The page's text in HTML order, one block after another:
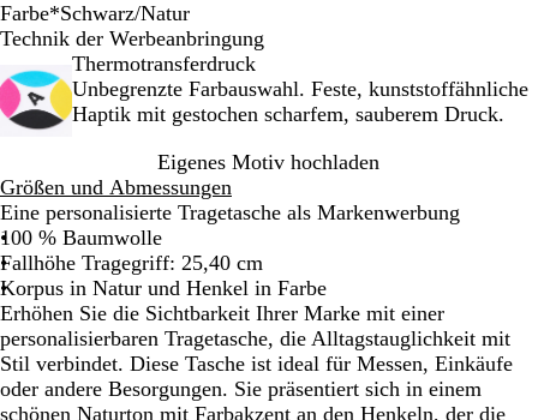
Farbe*Schwarz/Natur
K
n
i
b
l
a
u
/
N
a
t
u
r
S
h
w
z
/
N
a
t
u
r
G
ü
n
a
t
u
r
R
t
/
t
u
r
Technik der Werbeanbringung
Thermotransferdruck
Unbegrenzte Farbauswahl. Feste, kunststoffähnliche
Haptik mit gestochen scharfem, sauberem Druck.
Eigenes Motiv hochladen
Größen und Abmessungen
Eine personalisierte Tragetasche als Markenwerbung
100 % Baumwolle
Fallhöhe Tragegriff: 25,40 cm
Korpus in Natur und Henkel in Farbe
Erhöhen Sie die Sichtbarkeit Ihrer Marke mit einer
personalisierbaren Tragetasche, die Alltagstauglichkeit mit
Stil verbindet. Diese Tasche ist ideal für Messen, Einkäufe
oder andere Besorgungen. Sie präsentiert sich in einem
schönen Naturton mit Farbakzent an den Henkeln, der die